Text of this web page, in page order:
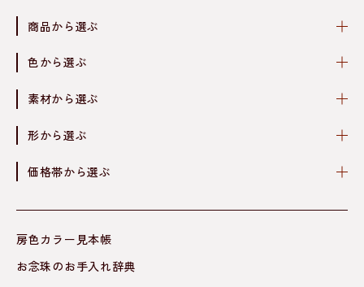
商品から選ぶ
色から選ぶ
素材から選ぶ
形から選ぶ
価格帯から選ぶ
房色カラー見本帳
お念珠のお手入れ辞典